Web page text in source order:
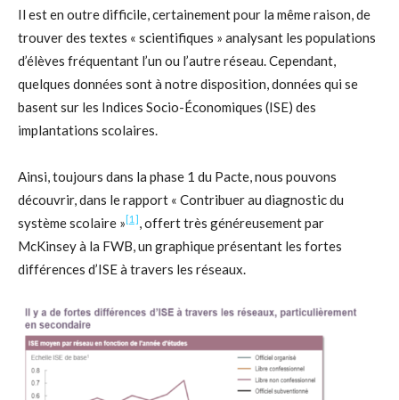
Il est en outre difficile, certainement pour la même raison, de
trouver des textes « scientifiques » analysant les populations
d’élèves fréquentant l’un ou l’autre réseau. Cependant,
quelques données sont à notre disposition, données qui se
basent sur les Indices Socio-Économiques (ISE) des
implantations scolaires.
Ainsi, toujours dans la phase 1 du Pacte, nous pouvons
découvrir, dans le rapport « Contribuer au diagnostic du
système scolaire » [1] , offert très généreusement par
McKinsey à la FWB, un graphique présentant les fortes
différences d’ISE à travers les réseaux.